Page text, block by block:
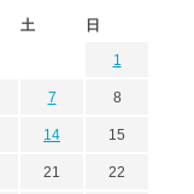
土 日
1
7 8
14 15
21 22